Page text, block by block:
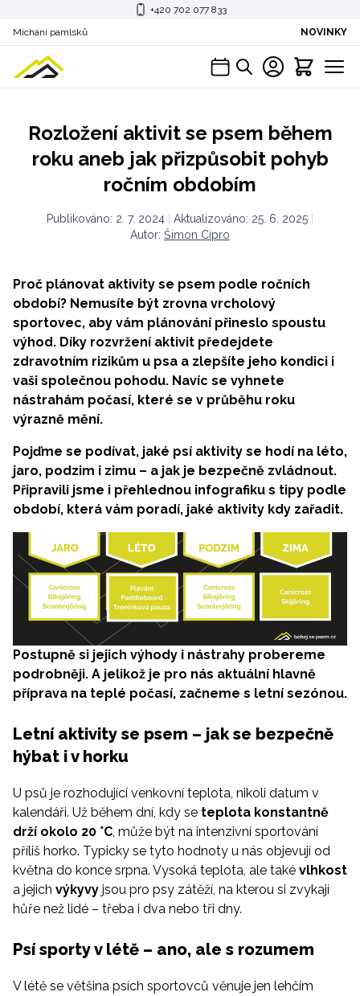
+420 702 077 833
Míchání pamlsků
NOVINKY
Rozložení aktivit se psem během
roku aneb jak přizpůsobit pohyb
ročním obdobím
Publikováno: 2. 7. 2024 Aktualizováno: 25. 6. 2025
Autor: Šimon Cipro
Proč plánovat aktivity se psem podle ročních
období? Nemusíte být zrovna vrcholový
sportovec, aby vám plánování přineslo spoustu
výhod. Díky rozvržení aktivit předejdete
zdravotním rizikům u psa a zlepšíte jeho kondici i
vaši společnou pohodu. Navíc se vyhnete
nástrahám počasí, které se v průběhu roku
výrazně mění.
Pojďme se podívat, jaké psí aktivity se hodí na léto,
jaro, podzim i zimu – a jak je bezpečně zvládnout.
Připravili jsme i přehlednou infografiku s tipy podle
období, která vám poradí, jaké aktivity kdy zařadit.
Postupně si jejich výhody i nástrahy probereme
podrobněji. A jelikož je pro nás aktuální hlavně
příprava na teplé počasí, začneme s letní sezónou.
Letní aktivity se psem – jak se bezpečně
hýbat i v horku
U psů je rozhodující venkovní teplota, nikoli datum v
kalendáři. Už během dní, kdy se teplota konstantně
drží okolo 20 °C , může být na intenzivní sportování
příliš horko. Typicky se tyto hodnoty u nás objevují od
května do konce srpna. Vysoká teplota, ale také vlhkost
a jejich výkyvy jsou pro psy zátěží, na kterou si zvykají
hůře než lidé – třeba i dva nebo tři dny.
Psí sporty v létě – ano, ale s rozumem
V létě se většina psích sportovců věnuje jen lehčím